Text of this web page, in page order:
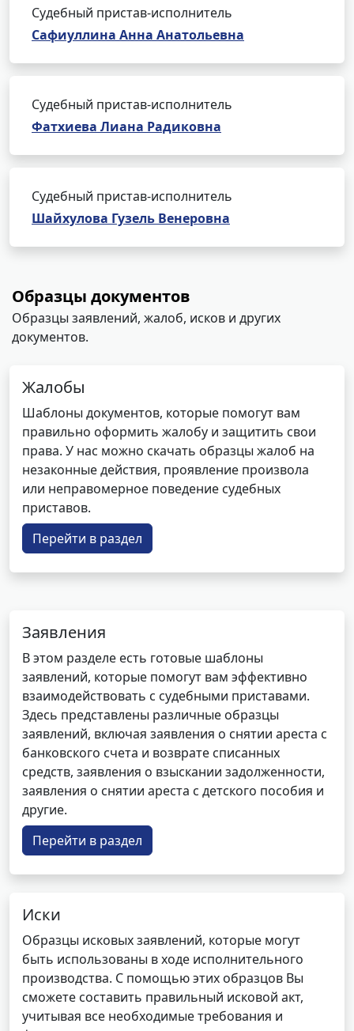
Судебный пристав-исполнитель
Сафиуллина Анна Анатольевна
Судебный пристав-исполнитель
Фатхиева Лиана Радиковна
Судебный пристав-исполнитель
Шайхулова Гузель Венеровна
Образцы документов
Образцы заявлений, жалоб, исков и других
документов.
Жалобы
Шаблоны документов, которые помогут вам
правильно оформить жалобу и защитить свои
права. У нас можно скачать образцы жалоб на
незаконные действия, проявление произвола
или неправомерное поведение судебных
приставов.
Перейти в раздел
Заявления
В этом разделе есть готовые шаблоны
заявлений, которые помогут вам эффективно
взаимодействовать с судебными приставами.
Здесь представлены различные образцы
заявлений, включая заявления о снятии ареста с
банковского счета и возврате списанных
средств, заявления о взыскании задолженности,
заявления о снятии ареста с детского пособия и
другие.
Перейти в раздел
Иски
Образцы исковых заявлений, которые могут
быть использованы в ходе исполнительного
производства. С помощью этих образцов Вы
сможете составить правильный исковой акт,
учитывая все необходимые требования и